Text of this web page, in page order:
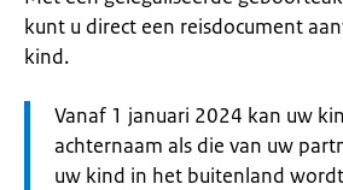
kunt u direct een reisdocument
kind.
Let
op:
Vanaf 1 januari 2024 kan uw
achternaam als die van uw
uw kind in het buitenland